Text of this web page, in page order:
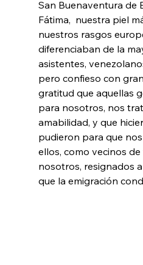
San Buenaventura de
Fátima,  nuestra piel
nuestros rasgos
diferenciaban de la
asistentes,
pero confieso con
gratitud que aquellas
para nosotros, nos
amabilidad, y que
pudieron para que
ellos, como vecinos
nosotros, resignados
que la emigración